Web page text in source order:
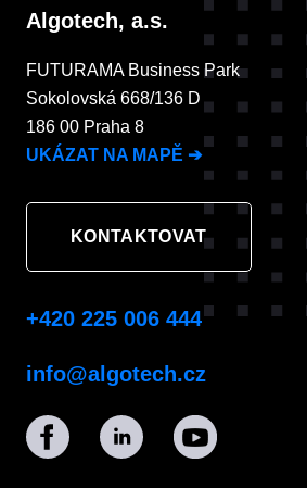
Algotech, a.s.
FUTURAMA Business Park
Sokolovská 668/136 D
186 00 Praha 8
UKÁZAT NA MAPĚ ➔
KONTAKTOVAT
+420 225 006 444
info@algotech.cz